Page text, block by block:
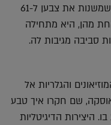
ניצבים האלמנטים בחשכה כמו ביציות שמשנות את צבען ל-61
מהן, היא מתחילה
סביבה מגיבות לה.
והגלריות אל
שם חקרו איך טבע
היצירות הדיגיטליות